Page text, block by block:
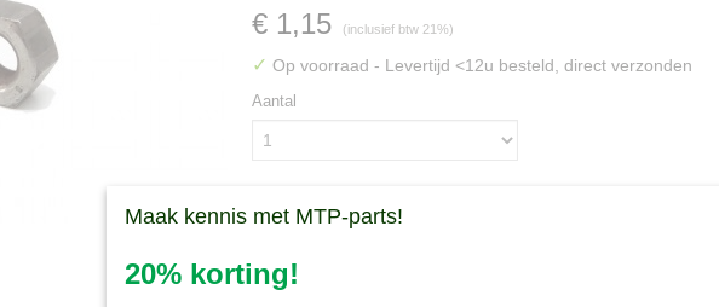
€ 1,15 (inclusief btw 21%)
✓ Op voorraad - Levertijd <12u besteld, direct verzonden
Aantal
IN WINKELWAGEN
Specificaties
Maak kennis met MTP-parts!
20% korting!